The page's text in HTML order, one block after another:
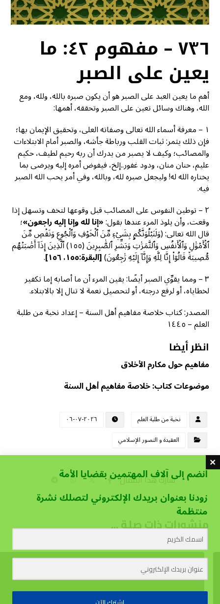
٧٣٦ – مفهوم ٤٢: ما
يعين على الصبر
أهم ما يعين العبد على الصبر هو أن يكون صبره بالله، ولله، ومع
الله، وهناك وسائل تعين على الصبر وتحققه، أهمها:
١ – معرفة أسماء الله تعالى وصفاته العلى، وتحقيق الإيمان بها؛
فإن ذلك يثمر: ثبات القلب ورباطة جأشه، والصبر أمام الابتلاءات
والمصائب؛ وكيف لا يصبر من يدرك أن ربه رحيم لطيف، حكيم
عليم، حنان منان، ودود غفور..إلخ، فيفوض أمره إليه ويرضى بما
يختاره الله له! وليجعل صبره لله، وبالله، وفي أمر يحب الله الصبر
فيه.
٢ – توطين النفوس على المصائب قبل وقوعها لتخف وتسهل إذا
وقعت، وأن يلوذ المرء عندها بقول:«إنا لله وإنا إليه راجعون»؛
قال الله تعالى: (وَلَنَبۡلُوَنَّكُم بِشَيۡءٖ مِّنَ ٱلۡخَوۡفِ وَٱلۡجُوعِ وَنَقۡصٖ مِّنَ
ٱلۡأَمۡوَٰلِ وَٱلۡأَنفُسِ وَٱلثَّمَرَٰتِۗ وَبَشِّرِ ٱلصَّٰبِرِينَ (١٥٥) ٱلَّذِينَ إِذَآ أَصَٰبَتۡهُم
مُّصِيبَةٞ قَالُوٓاْ إِنَّا لِلَّهِ وَإِنَّآ إِلَيۡهِ رَٰجِعُونَ)[البقرة:١٥٥، ١٥٦]
.
٣ – ومما يقوِّي الصبر أيضًا: يقين المرء أن ما أصابه إما تكفير
لخطاياه، أو لرفع درجته، أو لتحصيل نعمة لا تنال إلا بالابتلاء.
المصدر: كتاب خلاصة مفاهيم أهل السنة – إعداد نخبة من طلبة
العلم – ١٤٤٥
انظر أيضا
مفاهيم حول مكارم الأخلاق
موضوعات كتاب: خلاصة مفاهيم أهل السنة
نخبة من طلبة العلم
٢٠٢٦-٠٧-٠٦
العقيدة و التصور الإسلامي
منشورات ذات صلة ...
انضم إلى آلاف المهتمين بقضايا الأمة
زودنا بعنوان بريدك الإلكتروني لتصلك نشرة
منتظمة